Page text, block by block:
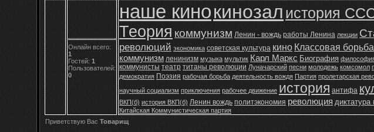
Онлайн всего:
1
Гостей:1
Пользователей:
0
наше кинокинозалистория
Теория коммунизм Ленин - вождь работы Ленина лекции
революций экономика советская культура киноКлассовая борьба
коммунизм ленинизм музыка мультик Карл Маркс Биография
коммунисты театр титаны революции Луначарский песни молодежь комсомол
демократия Поэзия рабочая борьба деятельность вождя Партия пролетарская
научный социализм приключения рабочее движение история антифа
ВКП(б) история ВКП(б) Ленин вождь политэкономия революция диктатура
Китайская Коммунистическая партия
Приветствую Вас Товарищ